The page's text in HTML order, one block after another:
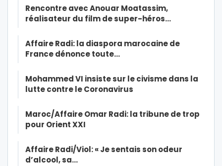
Rencontre avec Anouar Moatassim,
réalisateur du film de super-héros…
Affaire Radi: la diaspora marocaine de
France dénonce toute…
Mohammed VI insiste sur le civisme dans la
lutte contre le Coronavirus
Maroc/Affaire Omar Radi: la tribune de trop
pour Orient XXI
Affaire Radi/Viol: « Je sentais son odeur
d’alcool, sa…